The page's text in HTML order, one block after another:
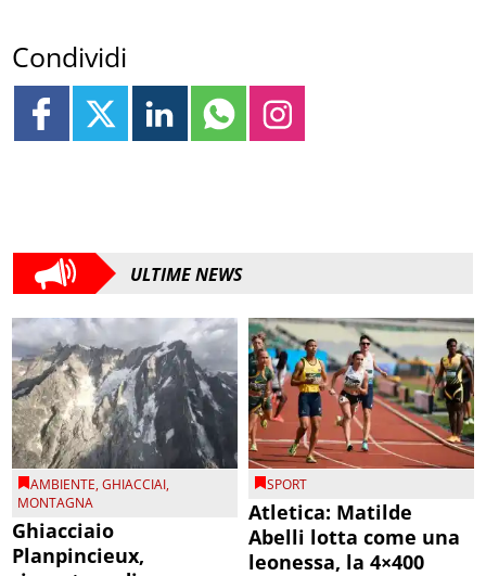
Condividi
ULTIME NEWS
AMBIENTE,GHIACCIAI,
MONTAGNA
Ghiacciaio
Planpincieux,
SPORT
Atletica: Matilde
Abelli lotta come una
leonessa, la 4×400